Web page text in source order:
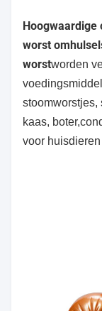
worst
worstworden
stoomworstjes,
kaas,
voor huisdieren